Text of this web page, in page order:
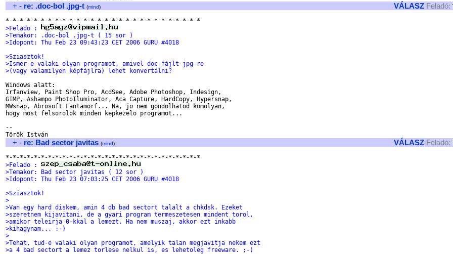
+ - re: .doc-bol .jpg-t (mind) VÁLASZ Feladó:
>Felado :
>Temakor: .doc-bol .jpg-t ( 15 sor )
>Idopont: Thu Feb 23 09:43:23 CET 2006 GURU #4018
>Sziasztok!
>Ismer-e valaki olyan programot, amivel doc-fájlt jpg-re
>(vagy valamilyen képfájlra) lehet konvertálni?
Windows alatt:
Irfanview, Paint Shop Pro, AcdSee, Adobe Photoshop, Indesign,
GIMP, Ashampo PhotoIluminator, Aca Capture, HardCopy, Hypersnap,
MWsnap, Abrosoft Fantamorf... Na, jo nem gondolhatod komolyan,
hogy most felsorolok minden kepkezelo programot...
--
+ - re: Bad sector javitas (mind) VÁLASZ Feladó:
>Felado :
>Temakor: Bad sector javitas ( 12 sor )
>Idopont: Thu Feb 23 07:03:25 CET 2006 GURU #4018
>Sziasztok!
>
>Van egy hard diskem, amin 4 db bad sectort talalt a chkdsk. Ezeket
>szeretnem kijavitani, de a gyari program termeszetesen mindent torol,
>amikor teleirja 0-kkal a lemezt. Ha nem muszaj, akkor ezt inkabb
>kihagynam... :-)
>
>Tehat, tud-e valaki olyan programot, amelyik talan megjavitja nekem ezt
>a 4 bad sectort a lemez torlese nelkul is, es lehetoleg freeware. ;-)